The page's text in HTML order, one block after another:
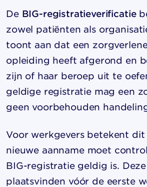
De BIG-registratieverificatie
zowel patiënten als
toont aan dat een
opleiding heeft afgerond en
zijn of haar beroep uit te
geldige registratie mag een
geen voorbehouden
Voor werkgevers betekent
nieuwe aanname moet
BIG-registratie geldig is.
plaatsvinden vóór de eerste